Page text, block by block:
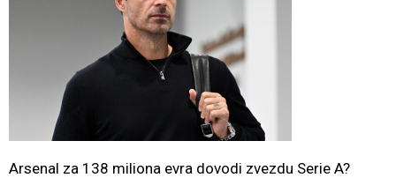
Arsenal za 138 miliona evra dovodi zvezdu Serie A?